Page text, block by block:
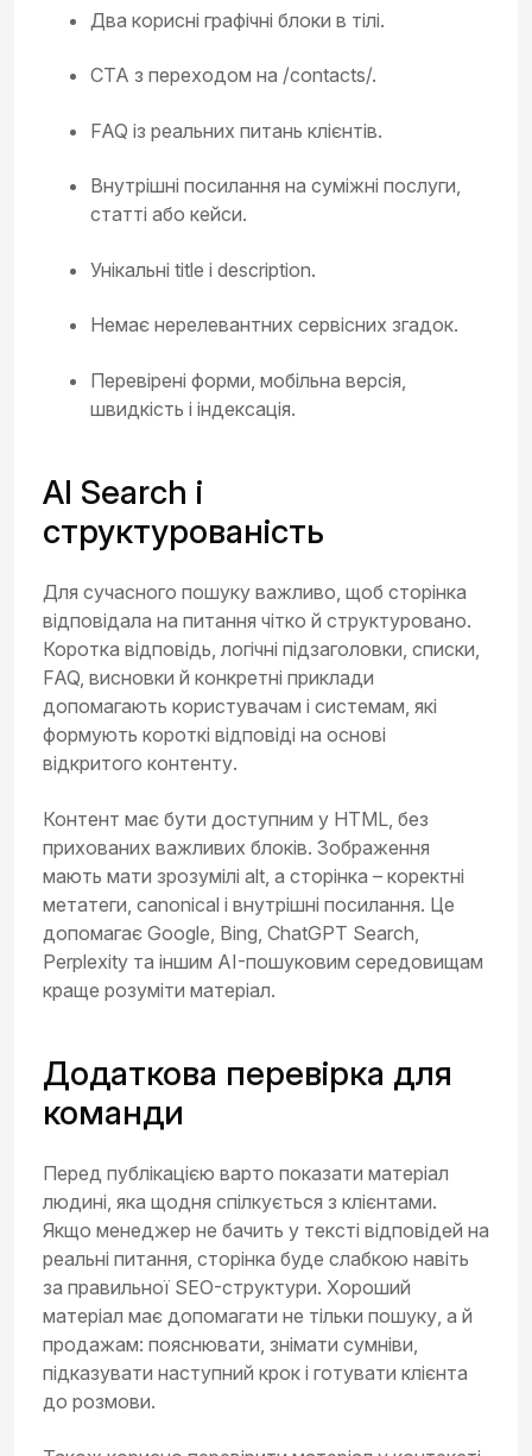
Два корисні графічні блоки в тілі.
CTA з переходом на /contacts/.
FAQ із реальних питань клієнтів.
Внутрішні посилання на суміжні послуги,
статті або кейси.
Унікальні title і description.
Немає нерелевантних сервісних згадок.
Перевірені форми, мобільна версія,
швидкість і індексація.
AI Search і
структурованість
Для сучасного пошуку важливо, щоб сторінка
відповідала на питання чітко й структуровано.
Коротка відповідь, логічні підзаголовки, списки,
FAQ, висновки й конкретні приклади
допомагають користувачам і системам, які
формують короткі відповіді на основі
відкритого контенту.
Контент має бути доступним у HTML, без
прихованих важливих блоків. Зображення
мають мати зрозумілі alt, а сторінка – коректні
метатеги, canonical і внутрішні посилання. Це
допомагає Google, Bing, ChatGPT Search,
Perplexity та іншим AI-пошуковим середовищам
краще розуміти матеріал.
Додаткова перевірка для
команди
Перед публікацією варто показати матеріал
людині, яка щодня спілкується з клієнтами.
Якщо менеджер не бачить у тексті відповідей на
реальні питання, сторінка буде слабкою навіть
за правильної SEO-структури. Хороший
матеріал має допомагати не тільки пошуку, а й
продажам: пояснювати, знімати сумніви,
підказувати наступний крок і готувати клієнта
до розмови.